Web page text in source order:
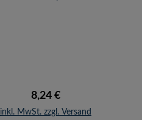
Regulärer Preis:
8,24 €
inkl. MwSt. zzgl. Versand